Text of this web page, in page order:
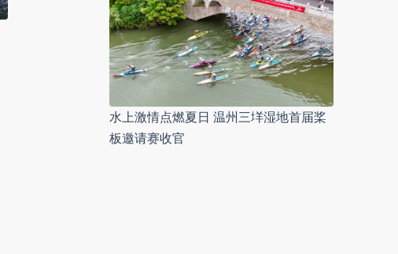
水上激情点燃夏日 温州三垟湿地首届桨
板邀请赛收官